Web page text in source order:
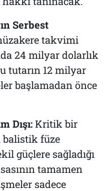
Serbest
takvimi
24 milyar dolarlık
tutarın 12 milyar
başlamadan önce
Dışı:Kritik bir
balistik füze
güçlere sağladığı
tamamen
sadece